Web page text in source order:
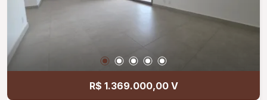
sociais e 01 elevador de serviço; Diferenciais:
Todos os banheiros com iluminação e ventilação
natural; Dormitórios com janelas integradas e
independentes; Infraestrutura pronta para
instalação de ar-condicionado; Projeto moderno
com excelente distribuição dos ambientes,
R$ 1.369.000,00 V